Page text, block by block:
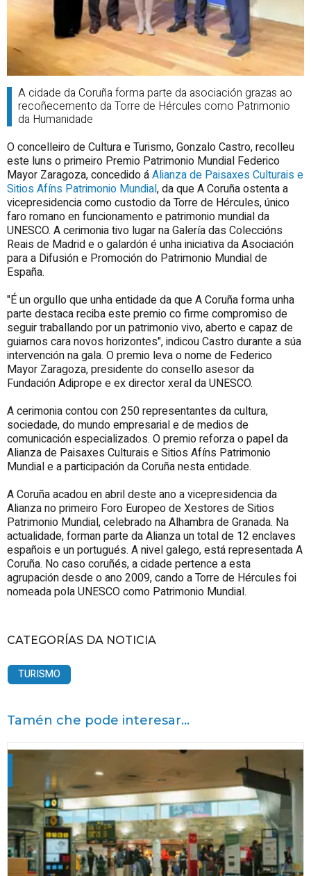
A cidade da Coruña forma parte da asociación grazas ao
recoñecemento da Torre de Hércules como Patrimonio
da Humanidade
O concelleiro de Cultura e Turismo, Gonzalo Castro, recolleu
este luns o primeiro Premio Patrimonio Mundial Federico
Mayor Zaragoza, concedido áAlianza de Paisaxes Culturais e
Sitios Afíns Patrimonio Mundial, da que A Coruña ostenta a
vicepresidencia como custodio da Torre de Hércules, único
faro romano en funcionamento e patrimonio mundial da
UNESCO. A cerimonia tivo lugar na Galería das Coleccións
Reais de Madrid e o galardón é unha iniciativa da Asociación
para a Difusión e Promoción do Patrimonio Mundial de
España.
"É un orgullo que unha entidade da que A Coruña forma unha
parte destaca reciba este premio co firme compromiso de
seguir traballando por un patrimonio vivo, aberto e capaz de
guiarnos cara novos horizontes", indicou Castro durante a súa
intervención na gala. O premio leva o nome de Federico
Mayor Zaragoza, presidente do consello asesor da
Fundación Adiprope e ex director xeral da UNESCO.
A cerimonia contou con 250 representantes da cultura,
sociedade, do mundo empresarial e de medios de
comunicación especializados. O premio reforza o papel da
Alianza de Paisaxes Culturais e Sitios Afíns Patrimonio
Mundial e a participación da Coruña nesta entidade.
A Coruña acadou en abril deste ano a vicepresidencia da
Alianza no primeiro Foro Europeo de Xestores de Sitios
Patrimonio Mundial, celebrado na Alhambra de Granada. Na
actualidade, forman parte da Alianza un total de 12 enclaves
españois e un portugués. A nivel galego, está representada A
Coruña. No caso coruñés, a cidade pertence a esta
agrupación desde o ano 2009, cando a Torre de Hércules foi
nomeada pola UNESCO como Patrimonio Mundial.
CATEGORÍAS DA NOTICIA
TURISMO
Tamén che pode interesar...